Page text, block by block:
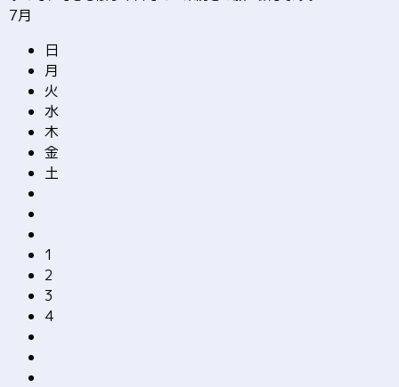
7月
日
月
火
水
木
金
土
1
2
3
4